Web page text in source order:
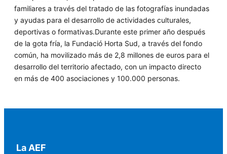
familiares a través del tratado de las fotografías inundadas
y ayudas para el desarrollo de actividades culturales,
deportivas o formativas.Durante este primer año después
de la gota fría, la Fundació Horta Sud, a través del fondo
común, ha movilizado más de 2,8 millones de euros para el
desarrollo del territorio afectado, con un impacto directo
en más de 400 asociaciones y 100.000 personas.
La AEF